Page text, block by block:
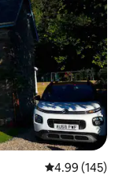
レビュー145
4.99 (145)